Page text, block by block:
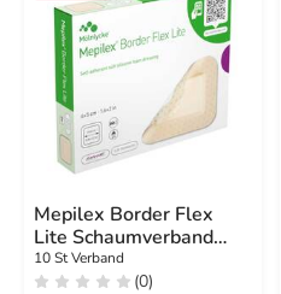
Mepilex Border Flex
Lite Schaumverband
4x5 cm
10 St Verband
(0)